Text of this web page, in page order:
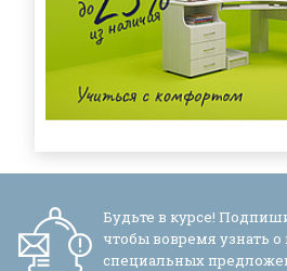
Будьте в курсе!
чтобы вовремя узнать
специальных